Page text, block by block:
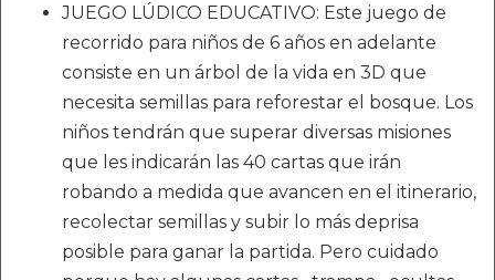
JUEGO LÚDICO EDUCATIVO: Este juego de
recorrido para niños de 6 años en adelante
consiste en un árbol de la vida en 3D que
necesita semillas para reforestar el bosque. Los
niños tendrán que superar diversas misiones
que les indicarán las 40 cartas que irán
robando a medida que avancen en el itinerario,
recolectar semillas y subir lo más deprisa
posible para ganar la partida. Pero cuidado